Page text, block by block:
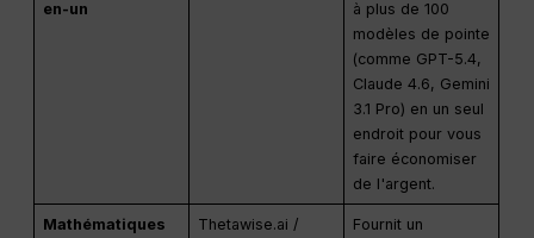
en-un
à plus de 100
modèles de pointe
(comme GPT-5.4,
Claude 4.6, Gemini
3.1 Pro) en un seul
endroit pour vous
faire économiser
de l'argent.
Mathématiques
Thetawise.ai /
Fournit un